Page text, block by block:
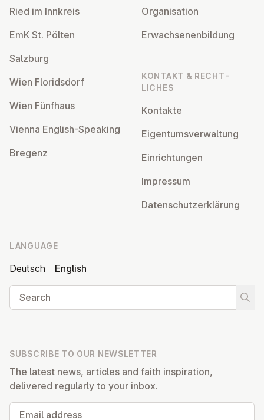
Ried im Innkreis
EmK St. Pölten
Salzburg
Wien Flor­idsdorf
Wien Fünfhaus
Vienna English-Speaking
Bregenz
Or­gan­isa­tion
Er­wach­sen­en­bildung
KONTAKT & RECHT­
LICHES
Kontakte
Ei­gentums­ver­wal­tung
Ein­rich­tun­gen
Impressum
Datens­chutzerklärung
LANGUAGE
Deutsch
English
Search
SUBSCRIBE TO OUR NEWSLETTER
The latest news, articles and faith inspiration,
delivered regularly to your inbox.
Email address